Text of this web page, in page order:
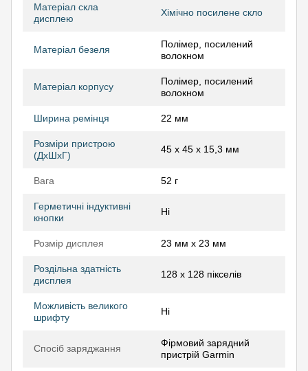
Матеріал скла
дисплею
Хімічно посилене скло
Матеріал безеля
Полімер, посилений
волокном
Матеріал корпусу
Полімер, посилений
волокном
Ширина ремінця 22 мм
Розміри пристрою
(ДхШхГ)
45 x 45 x 15,3 мм
Вага 52 г
Герметичні індуктивні
кнопки
Ні
Розмір дисплея 23 мм x 23 мм
Роздільна здатність
дисплея
128 х 128 пікселів
Можливість великого
шрифту
Ні
Спосіб заряджання
Фірмовий зарядний
пристрій Garmin